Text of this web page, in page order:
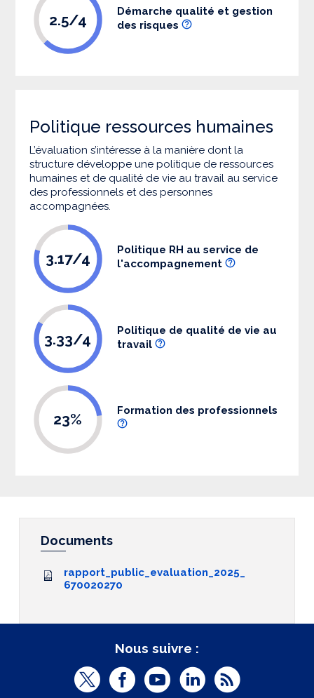
2.5/4
Démarche qualité et gestion
des risques
Politique ressources humaines
L’évaluation s’intéresse à la manière dont la
structure développe une politique de ressources
humaines et de qualité de vie au travail au service
des professionnels et des personnes
accompagnées.
3.17/4
Politique RH au service de
l'accompagnement
3.33/4
Politique de qualité de vie au
travail
23% Formation des professionnels
Documents
rapport_public_evaluation_2025_
670020270
Nous suivre :
T
F
Y
L
R